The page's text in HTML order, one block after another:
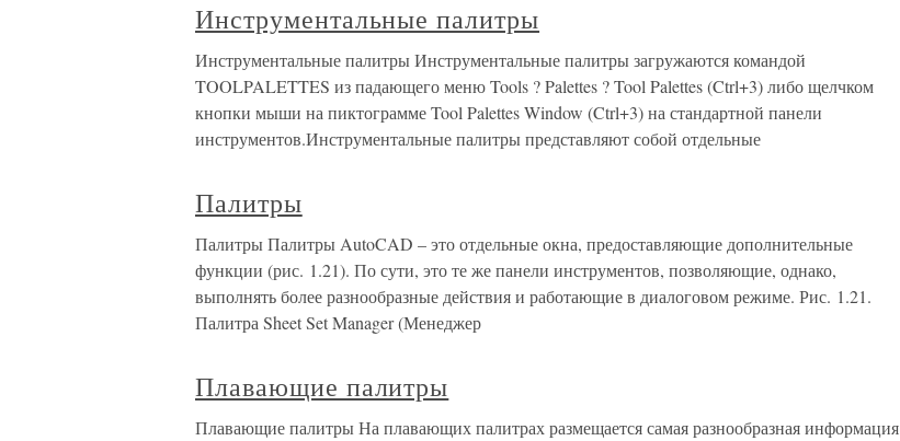
Инструментальные палитры
Инструментальные палитры Инструментальные палитры загружаются командой
TOOLPALETTES из падающего меню Tools ? Palettes ? Tool Palettes (Ctrl+3) либо щелчком
кнопки мыши на пиктограмме Tool Palettes Window (Ctrl+3) на стандартной панели
инструментов.Инструментальные палитры представляют собой отдельные
Палитры
Палитры Палитры AutoCAD – это отдельные окна, предоставляющие дополнительные
функции (рис. 1.21). По сути, это те же панели инструментов, позволяющие, однако,
выполнять более разнообразные действия и работающие в диалоговом режиме. Рис. 1.21.
Палитра Sheet Set Manager (Менеджер
Плавающие палитры
Плавающие палитры На плавающих палитрах размещается самая разнообразная информация